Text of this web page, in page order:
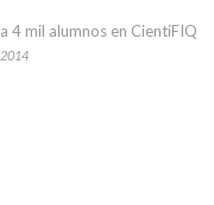
4 mil alumnos en CientiFIQ